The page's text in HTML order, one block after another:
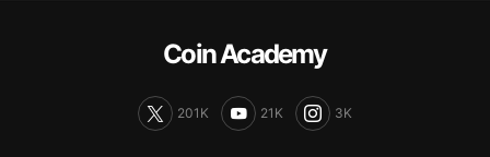
Coin Academy
201K 21K 3K